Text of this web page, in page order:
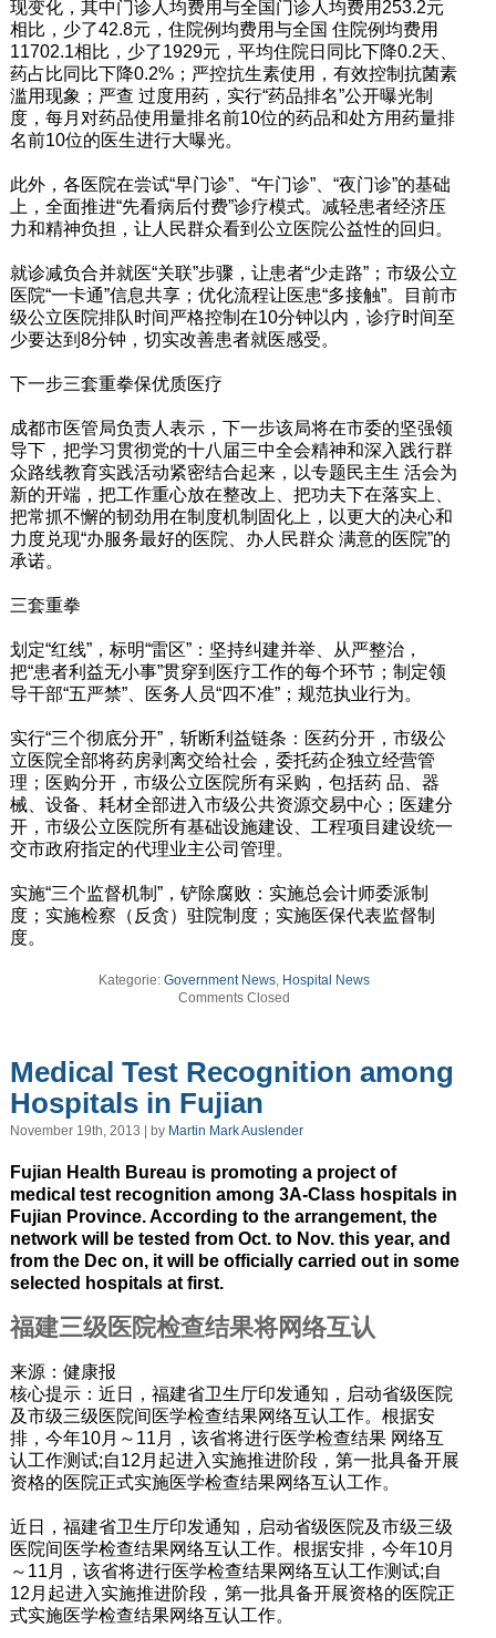
现变化，其中门诊人均费用与全国门诊人均费用253.2元
相比，少了42.8元，住院例均费用与全国 住院例均费用
11702.1相比，少了1929元，平均住院日同比下降0.2天、
药占比同比下降0.2%；严控抗生素使用，有效控制抗菌素
滥用现象；严查 过度用药，实行“药品排名”公开曝光制
度，每月对药品使用量排名前10位的药品和处方用药量排
名前10位的医生进行大曝光。
此外，各医院在尝试“早门诊”、“午门诊”、“夜门诊”的基础
上，全面推进“先看病后付费”诊疗模式。减轻患者经济压
力和精神负担，让人民群众看到公立医院公益性的回归。
就诊减负合并就医“关联”步骤，让患者“少走路”；市级公立
医院“一卡通”信息共享；优化流程让医患“多接触”。目前市
级公立医院排队时间严格控制在10分钟以内，诊疗时间至
少要达到8分钟，切实改善患者就医感受。
下一步三套重拳保优质医疗
成都市医管局负责人表示，下一步该局将在市委的坚强领
导下，把学习贯彻党的十八届三中全会精神和深入践行群
众路线教育实践活动紧密结合起来，以专题民主生 活会为
新的开端，把工作重心放在整改上、把功夫下在落实上、
把常抓不懈的韧劲用在制度机制固化上，以更大的决心和
力度兑现“办服务最好的医院、办人民群众 满意的医院”的
承诺。
三套重拳
划定“红线”，标明“雷区”：坚持纠建并举、从严整治，
把“患者利益无小事”贯穿到医疗工作的每个环节；制定领
导干部“五严禁”、医务人员“四不准”；规范执业行为。
实行“三个彻底分开”，斩断利益链条：医药分开，市级公
立医院全部将药房剥离交给社会，委托药企独立经营管
理；医购分开，市级公立医院所有采购，包括药 品、器
械、设备、耗材全部进入市级公共资源交易中心；医建分
开，市级公立医院所有基础设施建设、工程项目建设统一
交市政府指定的代理业主公司管理。
实施“三个监督机制”，铲除腐败：实施总会计师委派制
度；实施检察（反贪）驻院制度；实施医保代表监督制
度。
Kategorie:Government News, Hospital News
Comments Closed
Medical Test Recognition among
Hospitals in Fujian
November 19th, 2013 | by Martin Mark Auslender
Fujian Health Bureau is promoting a project of
medical test recognition among 3A-Class hospitals in
Fujian Province. According to the arrangement, the
network will be tested from Oct. to Nov. this year, and
from the Dec on, it will be officially carried out in some
selected hospitals at first.
福建三级医院检查结果将网络互认
来源：健康报
核心提示：近日，福建省卫生厅印发通知，启动省级医院
及市级三级医院间医学检查结果网络互认工作。根据安
排，今年10月～11月，该省将进行医学检查结果 网络互
认工作测试;自12月起进入实施推进阶段，第一批具备开展
资格的医院正式实施医学检查结果网络互认工作。
近日，福建省卫生厅印发通知，启动省级医院及市级三级
医院间医学检查结果网络互认工作。根据安排，今年10月
～11月，该省将进行医学检查结果网络互认工作测试;自
12月起进入实施推进阶段，第一批具备开展资格的医院正
式实施医学检查结果网络互认工作。